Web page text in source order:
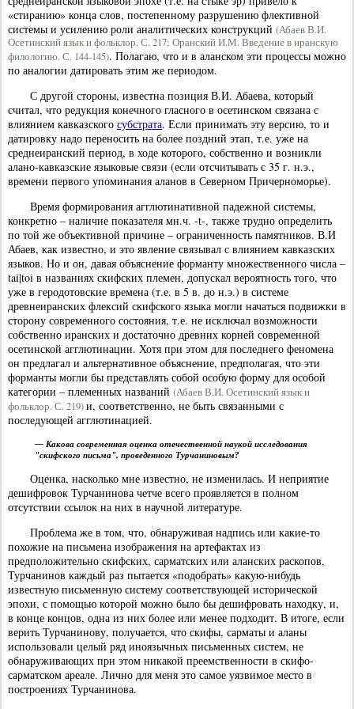
«стиранию» конца слов, постепенному разрушению флективной
системы и усилению роли аналитических конструкций (Абаев В.И.
Осетинский язык и фольклор. С. 217; Оранский И.М. Введение в иранскую
филологию. С. 144-145). Полагаю, что и в аланском эти процессы можно
по аналогии датировать этим же периодом.
С другой стороны, известна позиция В.И. Абаева, который
считал, что редукция конечного гласного в осетинском связана с
влиянием кавказского субстрата. Если принимать эту версию, то и
датировку надо переносить на более поздний этап, т.е. уже на
среднеиранский период, в ходе которого, собственно и возникли
алано-кавказские языковые связи (если отсчитывать с 35 г. н.э.,
времени первого упоминания аланов в Северном Причерноморье).
Время формирования агглютинативной падежной системы,
конкретно – наличие показателя мн.ч. -t-, также трудно определить
по той же объективной причине – ограниченность памятников. В.И
Абаев, как известно, и это явление связывал с влиянием кавказских
языков. Но и он, давая объяснение форманту множественного числа –
tai|toi в названиях скифских племен, допускал вероятность того, что
уже в геродотовские времена (т.е. в 5 в. до н.э.) в системе
древнеиранских флексий скифского языка могли начаться подвижки в
сторону современного состояния, т.е. не исключал возможности
собственно иранских и достаточно древних корней современной
осетинской агглютинации. Хотя при этом для последнего феномена
он предлагал и альтернативное объяснение, предполагая, что эти
форманты могли бы представлять собой особую форму для особой
категории – племенных названий (Абаев В.И. Осетинский язык и
фольклор. С. 219)и, соответственно, не быть связанными с
последующей агглютинацией.
— Какова современная оценка отечественной наукой исследования
"скифского письма", проведенного Турчаниновым?
Оценка, насколько мне известно, не изменилась. И неприятие
дешифровок Турчанинова четче всего проявляется в полном
отсутствии ссылок на них в научной литературе.
Проблема же в том, что, обнаруживая надпись или какие-то
похожие на письмена изображения на артефактах из
предположительно скифских, сарматских или аланских раскопов,
Турчанинов каждый раз пытается «подобрать» какую-нибудь
известную письменную систему соответствующей исторической
эпохи, с помощью которой можно было бы дешифровать находку, и,
в конце концов, одна из них более или менее подходит. В итоге, если
верить Турчанинову, получается, что скифы, сарматы и аланы
использовали целый ряд иноязычных письменных систем, не
обнаруживающих при этом никакой преемственности в скифо-
сарматском ареале. Лично для меня это самое уязвимое место в
построениях Турчанинова.